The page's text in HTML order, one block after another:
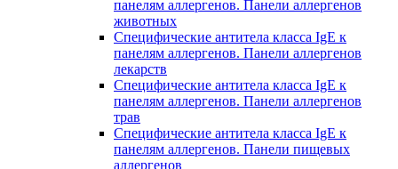
панелям аллергенов. Панели аллергенов
животных
Специфические антитела класса IgE к
панелям аллергенов. Панели аллергенов
лекарств
Специфические антитела класса IgE к
панелям аллергенов. Панели аллергенов
трав
Специфические антитела класса IgE к
панелям аллергенов. Панели пищевых
аллергенов